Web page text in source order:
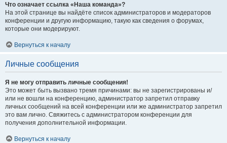
Что означает ссылка «Наша команда»?
На этой странице вы найдёте список администраторов и модераторов
конференции и другую информацию, такую как сведения о форумах,
которые они модерируют.
Вернуться к началу
Личные сообщения
Я не могу отправить личные сообщения!
Это может быть вызвано тремя причинами: вы не зарегистрированы и/
или не вошли на конференцию, администратор запретил отправку
личных сообщений на всей конференции или же администратор запретил
это вам лично. Свяжитесь с администратором конференции для
получения дополнительной информации.
Вернуться к началу